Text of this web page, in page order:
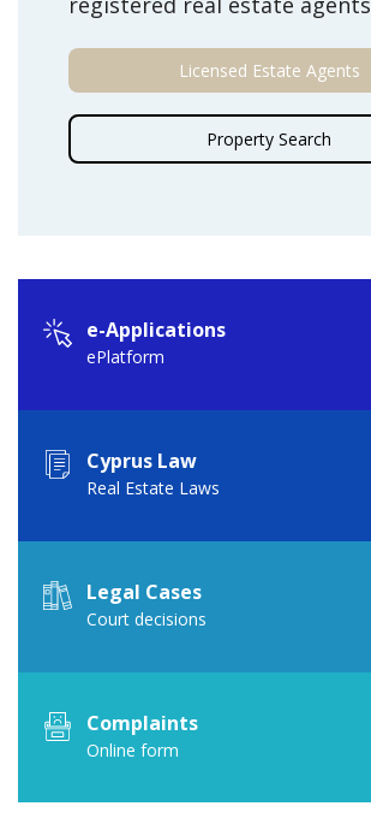
Licensed Estate Agents
Property Search
e-Applications
ePlatform
Cyprus Law
Real Estate Laws
Legal Cases
Court decisions
Complaints
Online form